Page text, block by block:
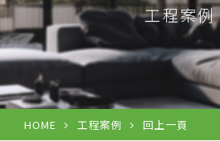
工程案例
HOME 工程案例 回上一頁